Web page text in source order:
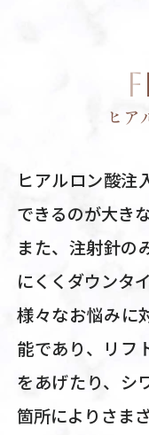
ヒア
ヒアルロン酸注
できるのが大き
また、注射針の
にくくダウンタ
様々なお悩みに
能であり、リフ
をあげたり、シ
箇所によりさま